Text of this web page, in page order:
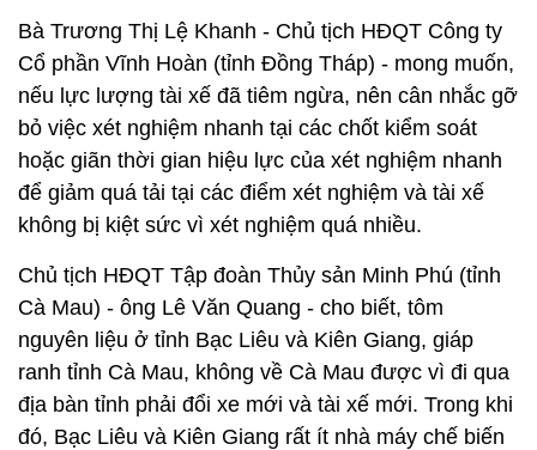
Bà Trương Thị Lệ Khanh - Chủ tịch HĐQT Công ty
Cổ phần Vĩnh Hoàn (tỉnh Đồng Tháp) - mong muốn,
nếu lực lượng tài xế đã tiêm ngừa, nên cân nhắc gỡ
bỏ việc xét nghiệm nhanh tại các chốt kiểm soát
hoặc giãn thời gian hiệu lực của xét nghiệm nhanh
để giảm quá tải tại các điểm xét nghiệm và tài xế
không bị kiệt sức vì xét nghiệm quá nhiều.
Chủ tịch HĐQT Tập đoàn Thủy sản Minh Phú (tỉnh
Cà Mau) - ông Lê Văn Quang - cho biết, tôm
nguyên liệu ở tỉnh Bạc Liêu và Kiên Giang, giáp
ranh tỉnh Cà Mau, không về Cà Mau được vì đi qua
địa bàn tỉnh phải đổi xe mới và tài xế mới. Trong khi
đó, Bạc Liêu và Kiên Giang rất ít nhà máy chế biến